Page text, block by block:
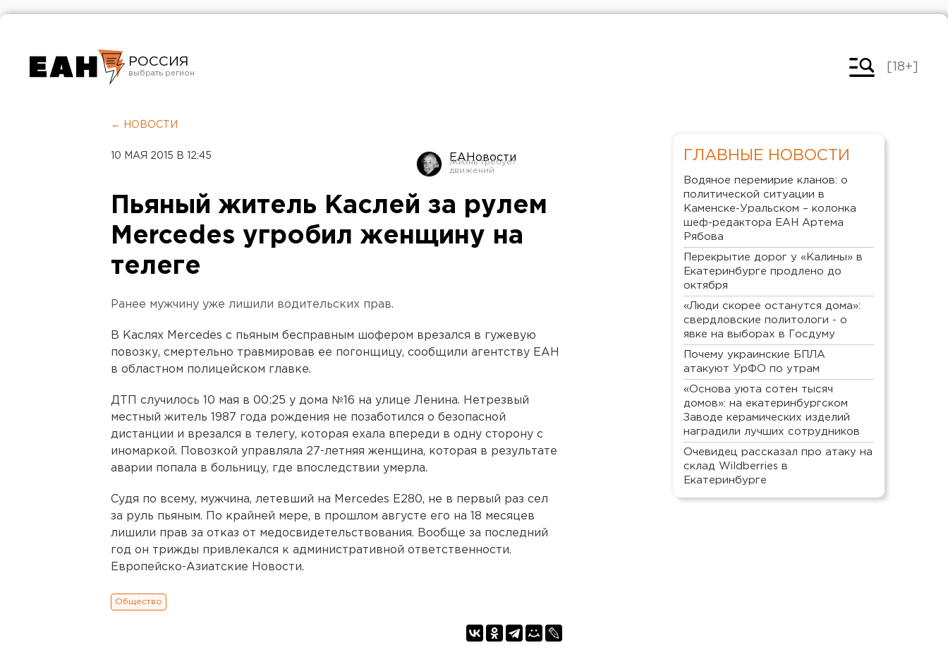
РОССИЯ
Челябинск
[18+]
← НОВОСТИ
10 МАЯ 2015 В 12:45 ЕАНовости
Пьяный житель Каслей за рулем
Mercedes угробил женщину на
телеге
Ранее мужчину уже лишили водительских прав.
В Каслях Mercedes с пьяным бесправным шофером врезался в гужевую
повозку, смертельно травмировав ее погонщицу, сообщили агентству ЕАН
в областном полицейском главке.
ДТП случилось 10 мая в 00:25 у дома №16 на улице Ленина. Нетрезвый
местный житель 1987 года рождения не позаботился о безопасной
дистанции и врезался в телегу, которая ехала впереди в одну сторону с
иномаркой. Повозкой управляла 27-летняя женщина, которая в результате
аварии попала в больницу, где впоследствии умерла.
Судя по всему, мужчина, летевший на Mercedes Е280, не в первый раз сел
за руль пьяным. По крайней мере, в прошлом августе его на 18 месяцев
лишили прав за отказ от медосвидетельствования. Вообще за последний
год он трижды привлекался к административной ответственности.
Европейско-Азиатские Новости.
Общество
ГЛАВНЫЕ НОВОСТИ
Водяное перемирие кланов: о
политической ситуации в
Каменске-Уральском – колонка
шеф-редактора ЕАН Артема
Рябова
Перекрытие дорог у «Калины» в
Екатеринбурге продлено до
октября
«Люди скорее останутся дома»:
свердловские политологи - о
явке на выборах в Госдуму
Почему украинские БПЛА
атакуют УрФО по утрам
«Основа уюта сотен тысяч
домов»: на екатеринбургском
Заводе керамических изделий
наградили лучших сотрудников
Очевидец рассказал про атаку на
склад Wildberries в
Екатеринбурге